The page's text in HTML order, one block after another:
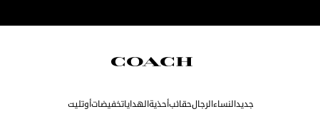
جديدالنساءالرجالحقائبأحذيةالهداياتخفيضاتأوتليت